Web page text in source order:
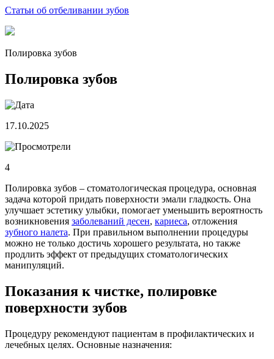
Статьи об отбеливании зубов
Полировка зубов
Полировка зубов
17.10.2025
4
Полировка зубов – стоматологическая процедура, основная
задача которой придать поверхности эмали гладкость. Она
улучшает эстетику улыбки, помогает уменьшить вероятность
возникновения заболеваний десен, кариеса, отложения
зубного налета. При правильном выполнении процедуры
можно не только достичь хорошего результата, но также
продлить эффект от предыдущих стоматологических
манипуляций.
Показания к чистке, полировке
поверхности зубов
Процедуру рекомендуют пациентам в профилактических и
лечебных целях. Основные назначения: